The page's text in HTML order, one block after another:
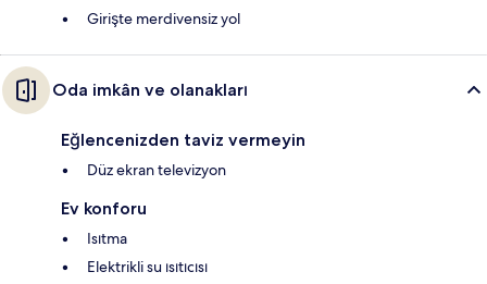
Girişte merdivensiz yol
Oda imkân ve olanakları
Eğlencenizden taviz vermeyin
Düz ekran televizyon
Ev konforu
Isıtma
Elektrikli su ısıtıcısı